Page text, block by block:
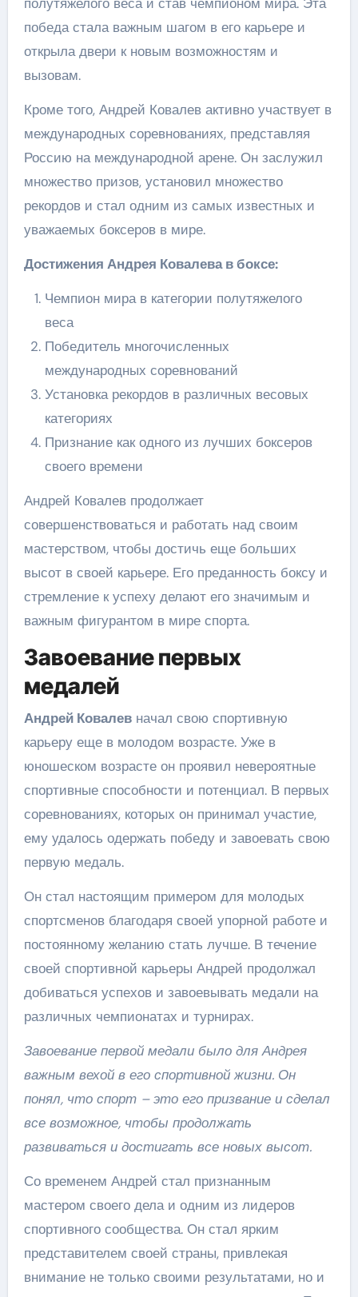
победа стала важным шагом в его карьере и
открыла двери к новым возможностям и
вызовам.
Кроме того, Андрей Ковалев активно участвует в
международных соревнованиях, представляя
Россию на международной арене. Он заслужил
множество призов, установил множество
рекордов и стал одним из самых известных и
уважаемых боксеров в мире.
Достижения Андрея Ковалева в боксе:
Чемпион мира в категории полутяжелого
веса
Победитель многочисленных
международных соревнований
Установка рекордов в различных весовых
категориях
Признание как одного из лучших боксеров
своего времени
Андрей Ковалев продолжает
совершенствоваться и работать над своим
мастерством, чтобы достичь еще больших
высот в своей карьере. Его преданность боксу и
стремление к успеху делают его значимым и
важным фигурантом в мире спорта.
Завоевание первых
медалей
Андрей Ковалевначал свою спортивную
карьеру еще в молодом возрасте. Уже в
юношеском возрасте он проявил невероятные
спортивные способности и потенциал. В первых
соревнованиях, которых он принимал участие,
ему удалось одержать победу и завоевать свою
первую медаль.
Он стал настоящим примером для молодых
спортсменов благодаря своей упорной работе и
постоянному желанию стать лучше. В течение
своей спортивной карьеры Андрей продолжал
добиваться успехов и завоевывать медали на
различных чемпионатах и турнирах.
Завоевание первой медали было для Андрея
важным вехой в его спортивной жизни. Он
понял, что спорт – это его призвание и сделал
все возможное, чтобы продолжать
развиваться и достигать все новых высот.
Со временем Андрей стал признанным
мастером своего дела и одним из лидеров
спортивного сообщества. Он стал ярким
представителем своей страны, привлекая
внимание не только своими результатами, но и